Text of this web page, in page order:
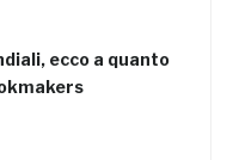
ecco a quanto